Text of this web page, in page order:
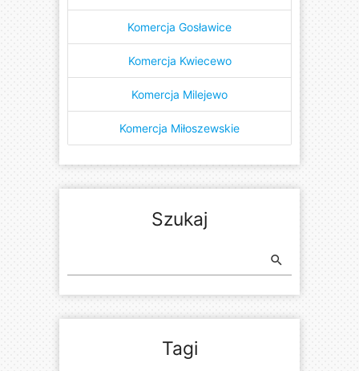
Komercja Gosławice
Komercja Kwiecewo
Komercja Milejewo
Komercja Miłoszewskie
Szukaj
search
Tagi